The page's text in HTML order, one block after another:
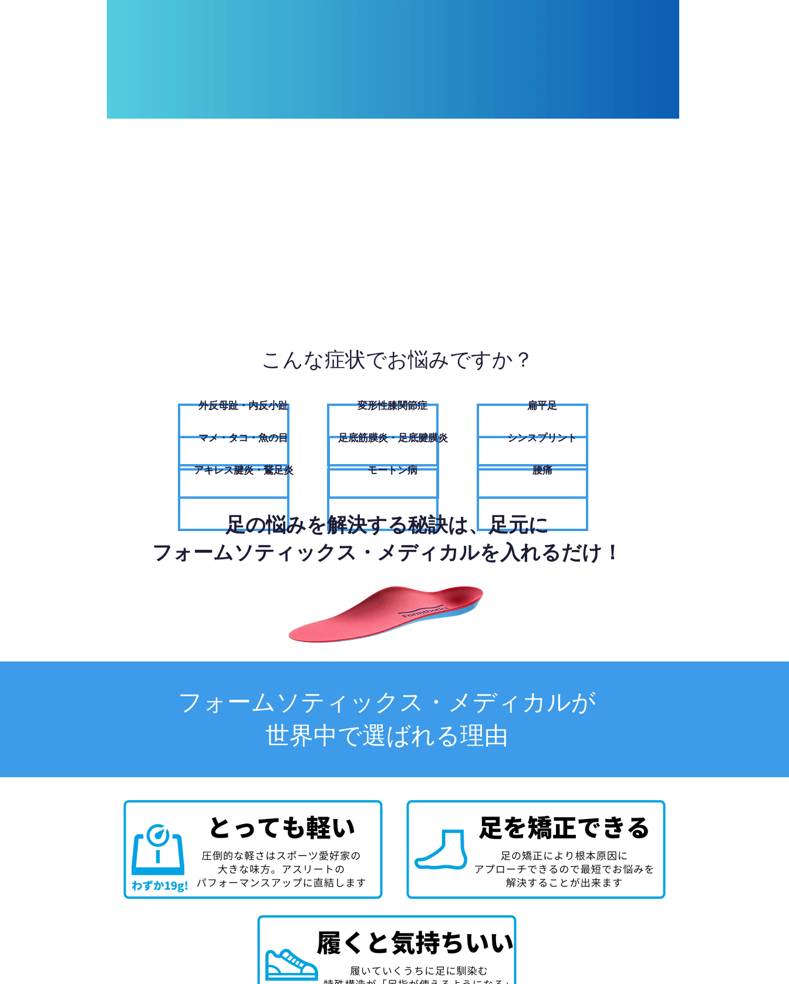
こんな症状でお悩みですか？
外反母趾・内反小趾
​マメ・タコ・魚の目
アキレス腱炎・鵞足炎
変形性膝関節症
足底筋膜炎・足底腱膜炎
モートン病
扁平足
シンスプリント
腰痛
足の悩みを解決する秘訣は、足元に
フォームソティックス・メディカルを入れるだけ！
フォームソティックス・メディカルが
世界中で選ばれる理由